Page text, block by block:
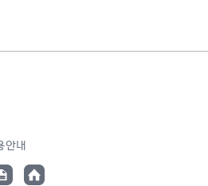
안내